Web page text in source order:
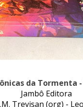
da Tormenta -
Jambô Editora
Trevisan (org) -